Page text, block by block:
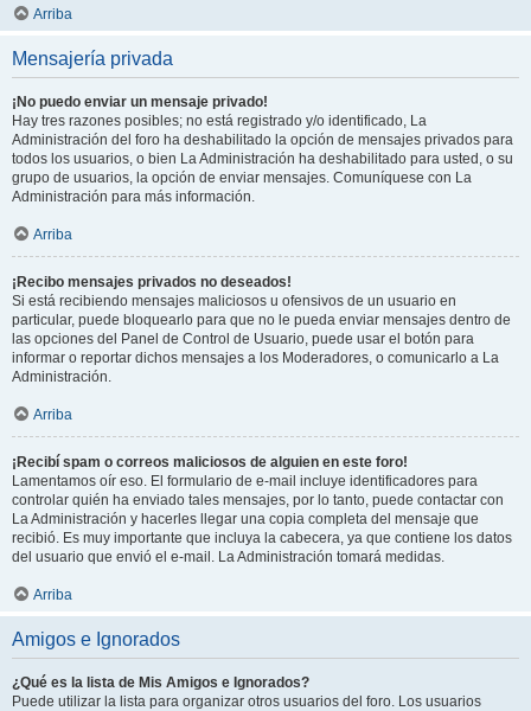
Arriba
Mensajería privada
¡No puedo enviar un mensaje privado!
Hay tres razones posibles; no está registrado y/o identificado, La
Administración del foro ha deshabilitado la opción de mensajes privados para
todos los usuarios, o bien La Administración ha deshabilitado para usted, o su
grupo de usuarios, la opción de enviar mensajes. Comuníquese con La
Administración para más información.
Arriba
¡Recibo mensajes privados no deseados!
Si está recibiendo mensajes maliciosos u ofensivos de un usuario en
particular, puede bloquearlo para que no le pueda enviar mensajes dentro de
las opciones del Panel de Control de Usuario, puede usar el botón para
informar o reportar dichos mensajes a los Moderadores, o comunicarlo a La
Administración.
Arriba
¡Recibí spam o correos maliciosos de alguien en este foro!
Lamentamos oír eso. El formulario de e-mail incluye identificadores para
controlar quién ha enviado tales mensajes, por lo tanto, puede contactar con
La Administración y hacerles llegar una copia completa del mensaje que
recibió. Es muy importante que incluya la cabecera, ya que contiene los datos
del usuario que envió el e-mail. La Administración tomará medidas.
Arriba
Amigos e Ignorados
¿Qué es la lista de Mis Amigos e Ignorados?
Puede utilizar la lista para organizar otros usuarios del foro. Los usuarios